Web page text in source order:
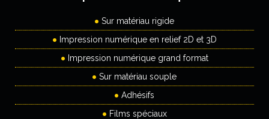
Sur matériau rigide
Impression numérique en relief 2D et 3D
Impression numérique grand format
Sur matériau souple
Adhésifs
Films spéciaux